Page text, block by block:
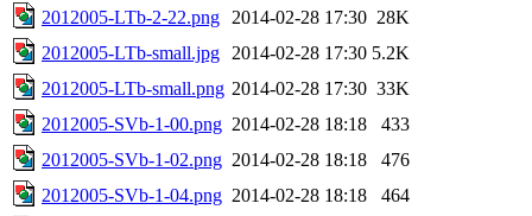
2012005-LTb-2-22.png
2014-02-28 17:30 28K
2012005-LTb-small.jpg
2014-02-28 17:30 5.2K
2012005-LTb-small.png 2014-02-28 17:30 33K
2012005-SVb-1-00.png 2014-02-28 18:18
433
2012005-SVb-1-02.png 2014-02-28 18:18
476
2012005-SVb-1-04.png 2014-02-28 18:18
464